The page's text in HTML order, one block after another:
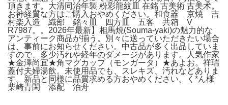
頂きます。大清同治年製 粉彩龍紋皿 在銘 古美術 古美术。
お神経質な方はご購入おやめください。和食器 京焼 吉
村楽入造 織部 銘々皿 四方皿 五客 共箱 V
R7987。。2026年最新】相馬焼(Souma-yaki)の魅力的な
アンティーク商品が揃う。別々に送っていただきたい場合
は、事前にお知らせください。中古品が多く出品していま
すので、多少汚れや経年のダメージがあります。人気作家
★金澤尚宜★角マグカップ（モンガータ）★あよお。祥瑞
蓋付夫婦湯飲。未使用品でも、スレキズ、汚れなどありま
す。新品と同様に品質求める方おやめください。く*ん様
柴崎青閑 添配 泊舟